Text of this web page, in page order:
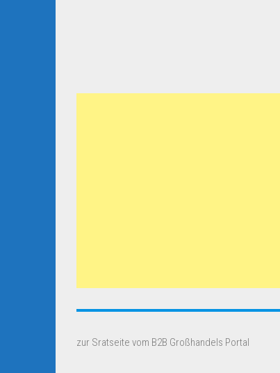
zur Sratseite vom B2B Großhandels Portal